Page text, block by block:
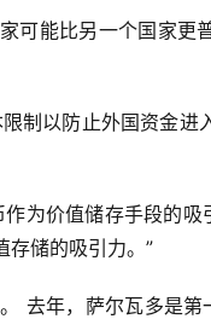
可能比另一个国家更
制以防止外国资金进
为价值储存手段的吸
存储的吸引力。”
去年，萨尔瓦多是第